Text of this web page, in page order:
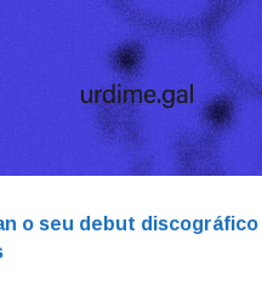
o seu debut discográfico